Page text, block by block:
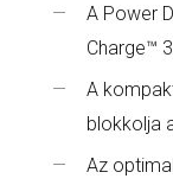
A Power
Charge™
A
blokkolja
Az